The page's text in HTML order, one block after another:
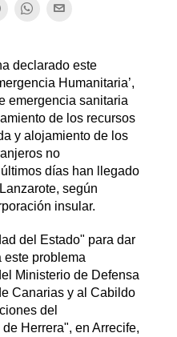
declarado este
Humanitaria’,
emergencia sanitaria
de los recursos
y alojamiento de los
no
días han llegado
según
insular.
del Estado" para dar
este problema
Ministerio de Defensa
Canarias y al Cabildo
del
Herrera", en Arrecife,